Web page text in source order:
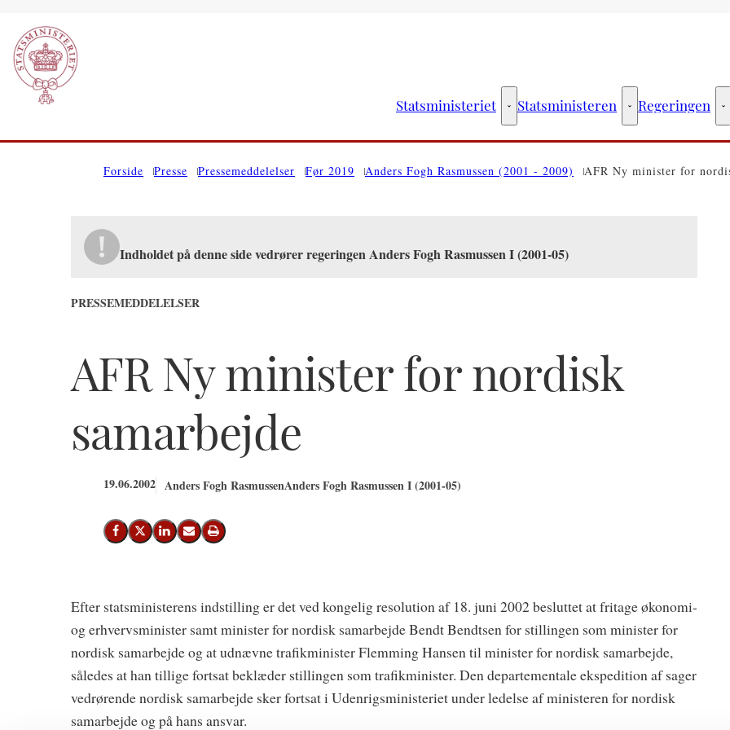
Statsministeriet Statsministeriet - Flere links
Statsministeren Statsministeren -
Regeringen
Forside Presse Pressemeddelelser Før 2019 Anders Fogh Rasmussen (2001 - 2009) AFR Ny minister for
Indholdet på denne side vedrører regeringen Anders Fogh Rasmussen I (2001-05)
PRESSEMEDDELELSER
AFR Ny minister for nordisk
samarbejde
19.06.2002 Anders Fogh RasmussenAnders Fogh Rasmussen I (2001-05)
Del på Facebook
Del på X (Twitter)
Del på LinkedIn
Send email
Print
Efter statsministerens indstilling er det ved kongelig resolution af 18. juni 2002 besluttet at fritage økonomi-
og erhvervsminister samt minister for nordisk samarbejde Bendt Bendtsen for stillingen som minister for
nordisk samarbejde og at udnævne trafikminister Flemming Hansen til minister for nordisk samarbejde,
således at han tillige fortsat beklæder stillingen som trafikminister. Den departementale ekspedition af sager
vedrørende nordisk samarbejde sker fortsat i Udenrigsministeriet under ledelse af ministeren for nordisk
samarbejde og på hans ansvar.